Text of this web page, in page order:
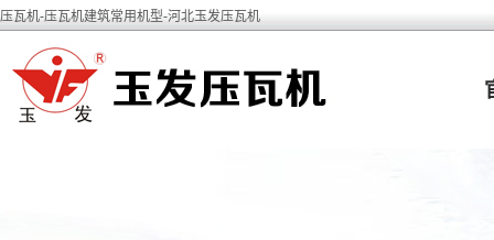
压瓦机-压瓦机建筑常用机型-河北玉发压瓦机